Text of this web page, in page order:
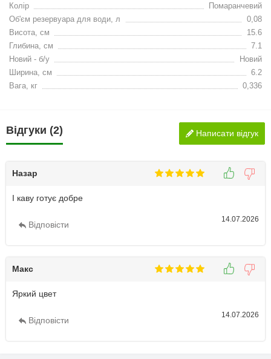
Колір
Помаранчевий
Об'єм резервуара для води, л
0,08
Висота, см
15.6
Глибина, см
7.1
Новий - б/у
Новий
Ширина, см
6.2
Вага, кг
0,336
Відгуки (2) Написати відгук
Назар
І каву готує добре
14.07.2026
Відповісти
Макс
Яркий цвет
14.07.2026
Відповісти